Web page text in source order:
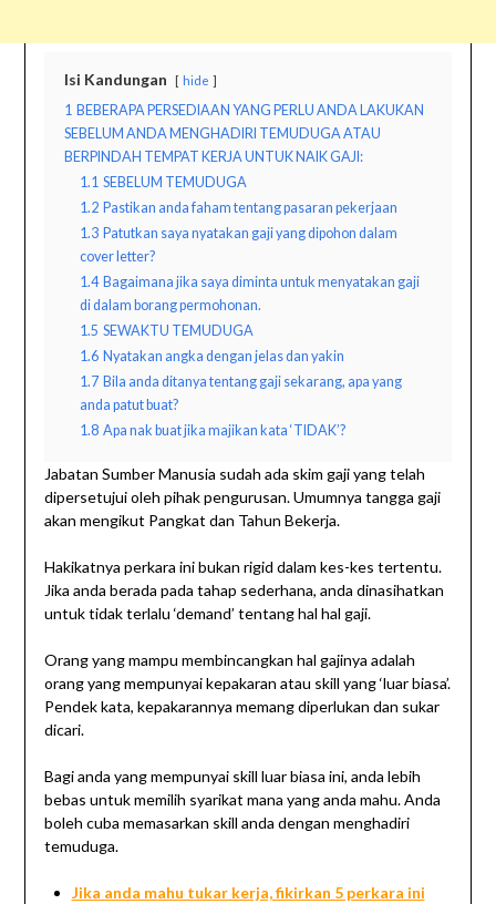
Isi Kandungan hide
1 BEBERAPA PERSEDIAAN YANG PERLU ANDA LAKUKAN
SEBELUM ANDA MENGHADIRI TEMUDUGA ATAU
BERPINDAH TEMPAT KERJA UNTUK NAIK GAJI:
1.1 SEBELUM TEMUDUGA
1.2 Pastikan anda faham tentang pasaran pekerjaan
1.3 Patutkan saya nyatakan gaji yang dipohon dalam
cover letter?
1.4 Bagaimana jika saya diminta untuk menyatakan gaji
di dalam borang permohonan.
1.5 SEWAKTU TEMUDUGA
1.6 Nyatakan angka dengan jelas dan yakin
1.7 Bila anda ditanya tentang gaji sekarang, apa yang
anda patut buat?
1.8 Apa nak buat jika majikan kata ‘TIDAK’?
Jabatan Sumber Manusia sudah ada skim gaji yang telah
dipersetujui oleh pihak pengurusan. Umumnya tangga gaji
akan mengikut Pangkat dan Tahun Bekerja.
Hakikatnya perkara ini bukan rigid dalam kes-kes tertentu.
Jika anda berada pada tahap sederhana, anda dinasihatkan
untuk tidak terlalu ‘demand’ tentang hal hal gaji.
Orang yang mampu membincangkan hal gajinya adalah
orang yang mempunyai kepakaran atau skill yang ‘luar biasa’.
Pendek kata, kepakarannya memang diperlukan dan sukar
dicari.
Bagi anda yang mempunyai skill luar biasa ini, anda lebih
bebas untuk memilih syarikat mana yang anda mahu. Anda
boleh cuba memasarkan skill anda dengan menghadiri
temuduga.
Jika anda mahu tukar kerja, fikirkan 5 perkara ini